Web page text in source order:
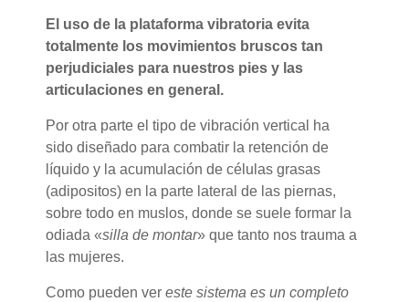
El uso de la plataforma vibratoria evita
totalmente los movimientos bruscos tan
perjudiciales para nuestros pies y las
articulaciones en general.
Por otra parte el tipo de vibración vertical ha
sido diseñado para combatir la retención de
líquido y la acumulación de células grasas
(adipositos) en la parte lateral de las piernas,
sobre todo en muslos, donde se suele formar la
odiada «silla de montar» que tanto nos trauma a
las mujeres.
Como pueden ver este sistema es un completo